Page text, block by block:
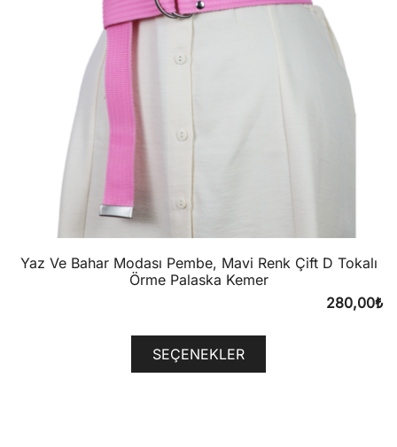
Yaz Ve Bahar Modası Pembe, Mavi Renk Çift D Tokalı
Örme Palaska Kemer
280,00₺
SEÇENEKLER